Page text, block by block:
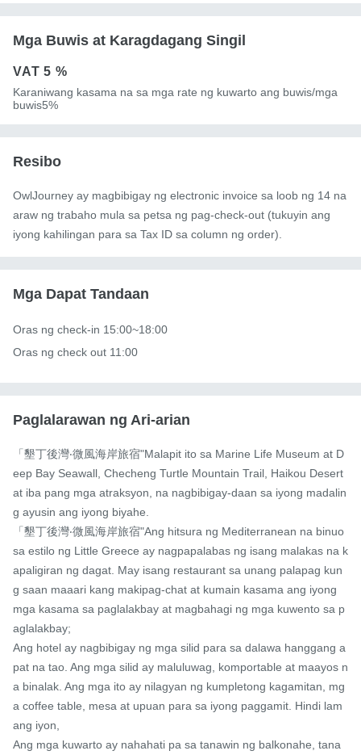
Mga Buwis at Karagdagang Singil
VAT5 %
Karaniwang kasama na sa mga rate ng kuwarto ang buwis/mga
buwis5%
Resibo
OwlJourney ay magbibigay ng electronic invoice sa loob ng 14 na
araw ng trabaho mula sa petsa ng pag-check-out (tukuyin ang
iyong kahilingan para sa Tax ID sa column ng order).
Mga Dapat Tandaan
Oras ng check-in 15:00~18:00
Oras ng check out 11:00
Paglalarawan ng Ari-arian
「墾丁後灣‧微風海岸旅宿"Malapit ito sa Marine Life Museum at D
eep Bay Seawall, Checheng Turtle Mountain Trail, Haikou Desert
at iba pang mga atraksyon, na nagbibigay-daan sa iyong madalin
g ayusin ang iyong biyahe.
「墾丁後灣‧微風海岸旅宿"Ang hitsura ng Mediterranean na binuo
sa estilo ng Little Greece ay nagpapalabas ng isang malakas na k
apaligiran ng dagat. May isang restaurant sa unang palapag kun
g saan maaari kang makipag-chat at kumain kasama ang iyong
mga kasama sa paglalakbay at magbahagi ng mga kuwento sa p
aglalakbay;
Ang hotel ay nagbibigay ng mga silid para sa dalawa hanggang a
pat na tao. Ang mga silid ay maluluwag, komportable at maayos n
a binalak. Ang mga ito ay nilagyan ng kumpletong kagamitan, mg
a coffee table, mesa at upuan para sa iyong paggamit. Hindi lam
ang iyon,
Ang mga kuwarto ay nahahati pa sa tanawin ng balkonahe, tana